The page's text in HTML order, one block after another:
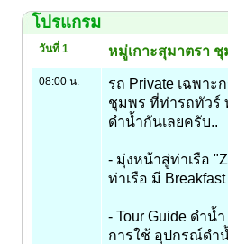
โปรแกรม
วันที่ 1 หมู่เกาะสุมาตรา
08:00 น.
รถ Private เฉพา
ชุมพร ที่ท่ารถทัวร์
ดำน้ำกันเลยครับ..
- มุ่งหน้าสู่ท่าเรือ
ท่าเรือ มี
- Tour Guide ดำน้
การใช้ อุปกรณ์ดำ